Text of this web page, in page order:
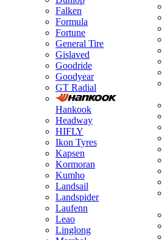
Falken
Formula
Fortune
General Tire
Gislaved
Goodride
Goodyear
GT Radial
Hankook
Headway
HIFLY
Ikon Tyres
Kapsen
Kormoran
Kumho
Landsail
Landspider
Laufenn
Leao
Linglong